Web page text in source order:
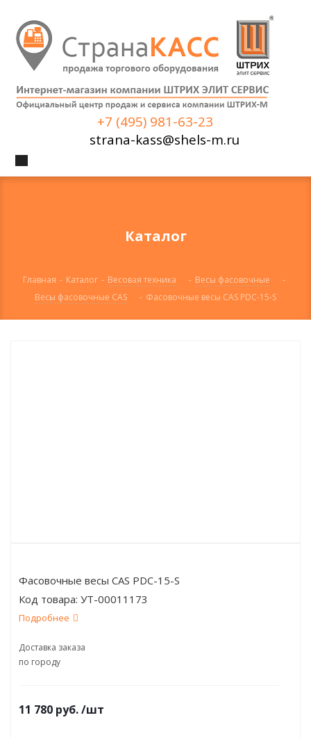
+7 (495) 981-63-23
strana-kass@shels-m.ru
Каталог
Главная - Каталог - Весовая техника - Весы фасовочные
-
Весы фасовочные CAS
- Фасовочные весы CAS PDC-15-S
Фасовочные весы CAS PDC-15-S
Код товара: УТ-00011173
Подробнее
Доставка заказа
по городу
11 780 руб./шт